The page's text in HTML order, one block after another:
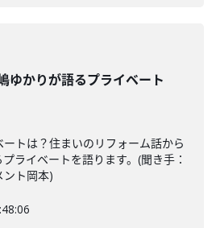
ゆかりが語るプライベート
トは？住まいのリフォーム話から
ライベートを語ります。(聞き手：
ント岡本)